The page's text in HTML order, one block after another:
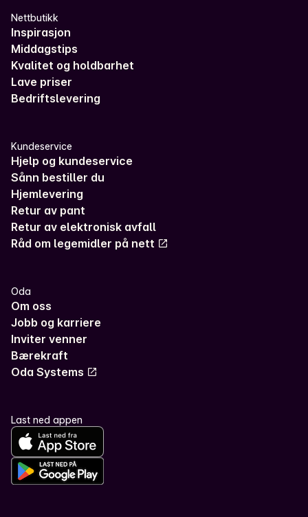
Nettbutikk
Inspirasjon
Middagstips
Kvalitet og holdbarhet
Lave priser
Bedriftslevering
Kundeservice
Hjelp og kundeservice
Sånn bestiller du
Hjemlevering
Retur av pant
Retur av elektronisk avfall
Råd om legemidler på nett
Oda
Om oss
Jobb og karriere
Inviter venner
Bærekraft
Oda Systems
Last ned appen